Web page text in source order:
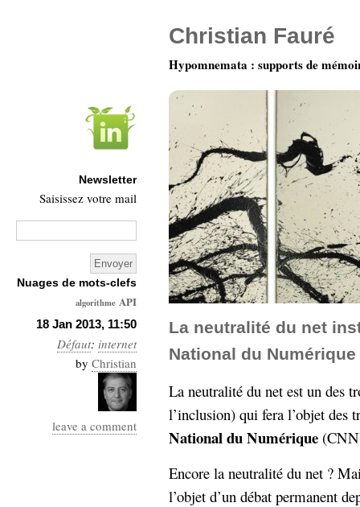
18 Jan 2013, 11:50
Défaut: internet
by Christian
leave a comment
La neutralité du net
National du Numérique
La neutralité du net est un des
l’inclusion) qui fera l’objet des
National du Numérique
Encore la neutralité du net ?
l’objet d’un débat permanent
Christian Fauré
Hypomnemata : supports de
Newsletter
Saisissez votre mail
Nuages de mots-clefs
algorithme API
Architecture
Ars-
Industrialis
business_model
cinéma